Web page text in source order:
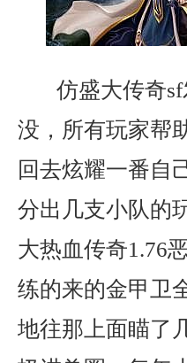
仿盛大传奇
没，所有玩家帮
回去炫耀一番自
分出几支小队的
大热血传奇1.76
练的来的金甲卫
地往那上面瞄了